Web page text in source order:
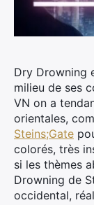
Dry Drowning
milieu de ses
VN on a
orientales,
Steins;Gate
colorés, très
si les thèmes
Drowning de
occidental,